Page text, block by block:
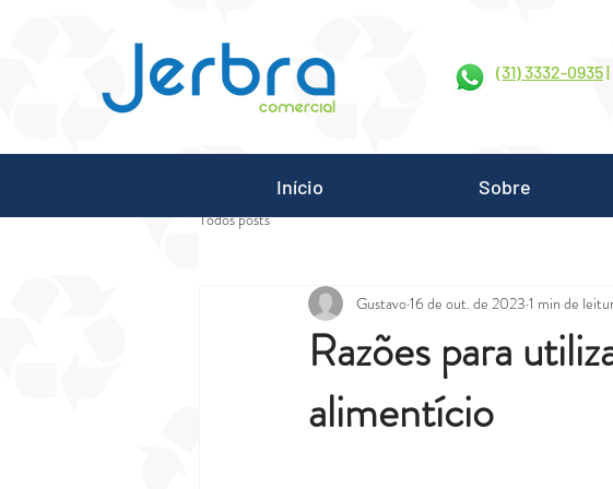
(31) 3332-0935|
Todos posts
Razões para
alimentício
Gustavo16 de out. de 2023 1 min de
Início Sobre